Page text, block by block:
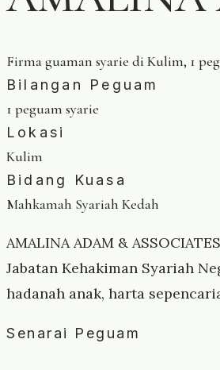
Firma guaman syarie di Kulim, 1
Bilangan Peguam
1 peguam syarie
Lokasi
Kulim
Bidang Kuasa
Mahkamah Syariah Kedah
AMALINA ADAM &
Jabatan Kehakiman Syariah
hadanah anak, harta
Senarai Peguam